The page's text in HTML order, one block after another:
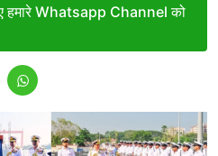
हमारे Whatsapp Channel को